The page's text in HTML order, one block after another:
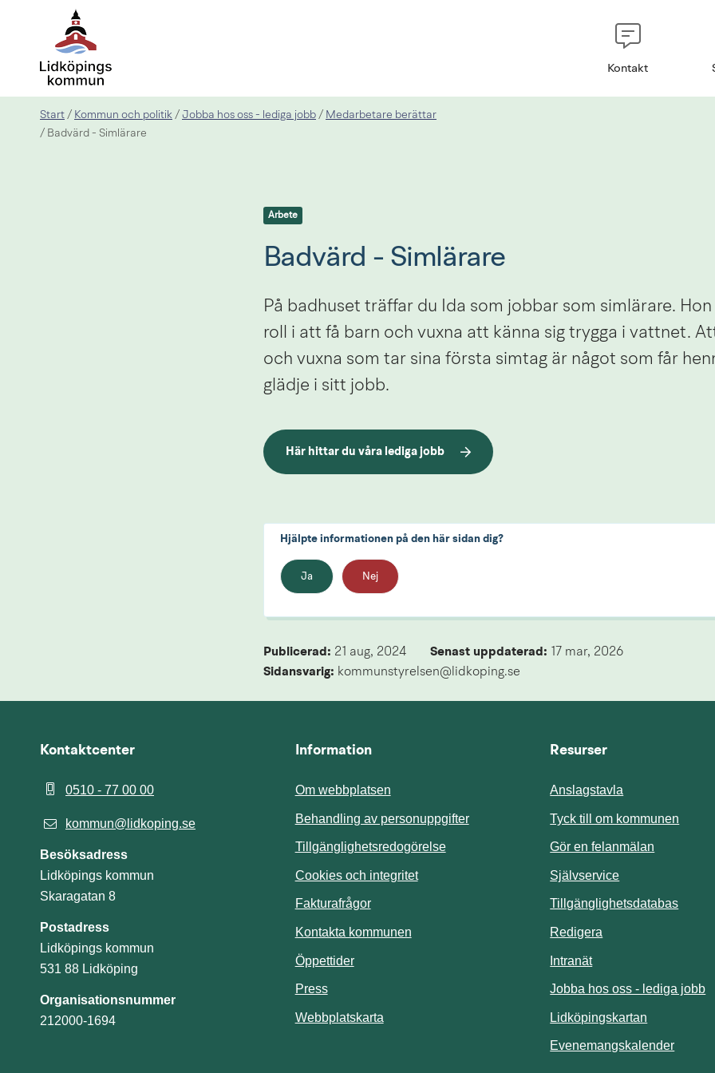
Kontakt
Start / Kommun och politik / Jobba hos oss - lediga jobb / Medarbetare berättar
/ Badvärd - Simlärare
Arbete
Badvärd - Simlärare
På badhuset träffar du Ida som jobbar som simlärare.
roll i att få barn och vuxna att känna sig trygga i vattnet.
och vuxna som tar sina första simtag är något som får
glädje i sitt jobb.
Här hittar du våra lediga jobb
Hjälpte informationen på den här sidan dig?
Ja Nej
Publicerad: 21 aug, 2024 Senast uppdaterad:
17 mar, 2026
Sidansvarig: kommunstyrelsen@lidkoping.se
Kontaktcenter
0510 - 77 00 00
kommun@lidkoping.se
Besöksadress
Lidköpings kommun
Skaragatan 8
Postadress
Lidköpings kommun
531 88 Lidköping
Organisationsnummer
212000-1694
Information
Om webbplatsen
Behandling av personuppgifter
Tillgänglighetsredogörelse
Cookies och integritet
Fakturafrågor
Kontakta kommunen
Öppettider
Press
Webbplatskarta
Resurser
Anslagstavla
Tyck till om kommunen Länk
Gör en felanmälan
SjälvserviceLänk till annan
TillgänglighetsdatabasLänk
Redigera
IntranätLänk till annan
Jobba hos oss - lediga jobb
Lidköpingskartan
EvenemangskalenderLänk